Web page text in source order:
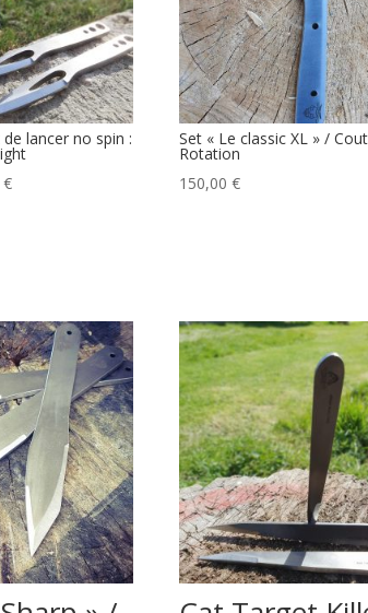
lancer no spin :
€Plage
120,00 €
Set « Le classic XL » /
Rotation
150,00 €